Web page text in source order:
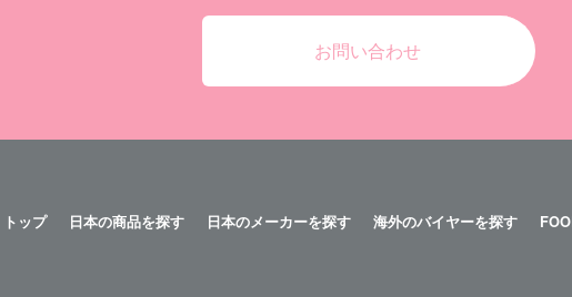
お問い合わせ
トップ 日本の商品を探す 日本のメーカーを探す 海外のバイヤーを探す